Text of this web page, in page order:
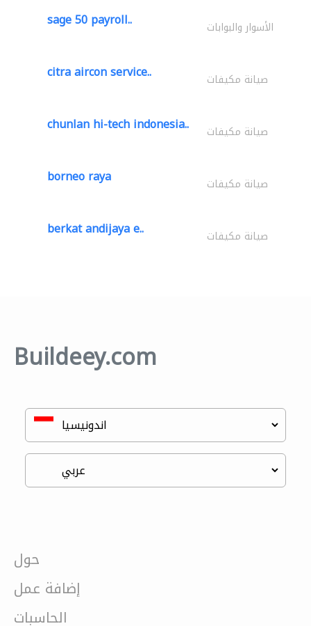
sage 50 payroll.. الأسوار والبوابات
citra aircon service.. صيانة مكيفات
chunlan hi-tech indonesia.. صيانة مكيفات
borneo raya صيانة مكيفات
berkat andijaya e.. صيانة مكيفات
Buildeey.com
حول
إضافة عمل
الحاسبات